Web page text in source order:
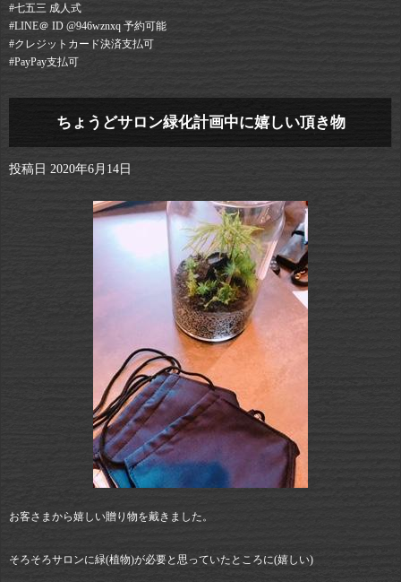
#七五三 成人式⠀
#LINE＠ ID @946wznxq 予約可能⠀
#クレジットカード決済支払可⠀
#PayPay支払可
ちょうどサロン緑化計画中に嬉しい頂き物
投稿日 2020年6月14日
お客さまから嬉しい贈り物を戴きました。
そろそろサロンに緑(植物)が必要と思っていたところに(嬉しい)